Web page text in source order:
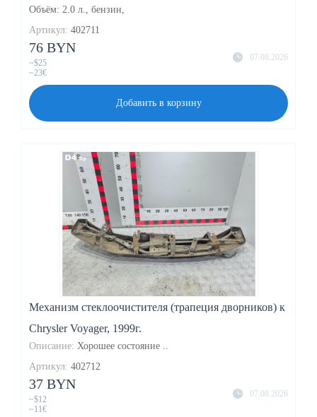
Объём: 2.0 л., бензин,
Артикул: 402711
07.08.2026
76 BYN
~$25
~23€
Добавить в корзину
Механизм стеклоочистителя (трапеция дворников) к
Chrysler Voyager, 1999г.
Описание: Хорошее состояние ..
Артикул: 402712
07.08.2026
37 BYN
~$12
~11€